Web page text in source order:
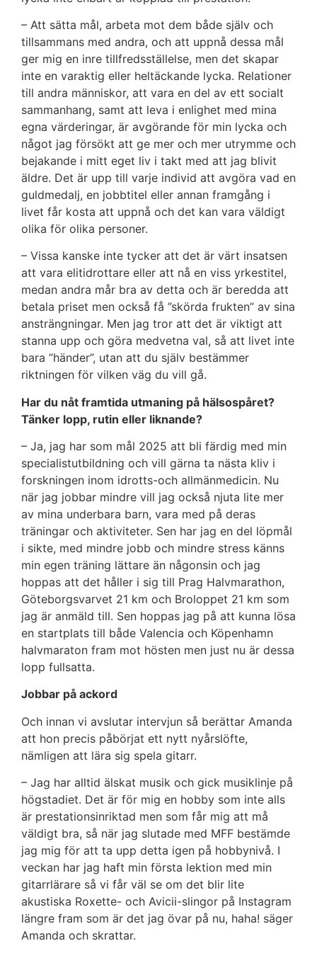
– Att sätta mål, arbeta mot dem både själv och
tillsammans med andra, och att uppnå dessa mål
ger mig en inre tillfredsställelse, men det skapar
inte en varaktig eller heltäckande lycka. Relationer
till andra människor, att vara en del av ett socialt
sammanhang, samt att leva i enlighet med mina
egna värderingar, är avgörande för min lycka och
något jag försökt att ge mer och mer utrymme och
bejakande i mitt eget liv i takt med att jag blivit
äldre. Det är upp till varje individ att avgöra vad en
guldmedalj, en jobbtitel eller annan framgång i
livet får kosta att uppnå och det kan vara väldigt
olika för olika personer.
– Vissa kanske inte tycker att det är värt insatsen
att vara elitidrottare eller att nå en viss yrkestitel,
medan andra mår bra av detta och är beredda att
betala priset men också få ”skörda frukten” av sina
ansträngningar. Men jag tror att det är viktigt att
stanna upp och göra medvetna val, så att livet inte
bara ”händer”, utan att du själv bestämmer
riktningen för vilken väg du vill gå.
Har du nåt framtida utmaning på hälsospåret?
Tänker lopp, rutin eller liknande?
– Ja, jag har som mål 2025 att bli färdig med min
specialistutbildning och vill gärna ta nästa kliv i
forskningen inom idrotts-och allmänmedicin. Nu
när jag jobbar mindre vill jag också njuta lite mer
av mina underbara barn, vara med på deras
träningar och aktiviteter. Sen har jag en del löpmål
i sikte, med mindre jobb och mindre stress känns
min egen träning lättare än någonsin och jag
hoppas att det håller i sig till Prag Halvmarathon,
Göteborgsvarvet 21 km och Broloppet 21 km som
jag är anmäld till. Sen hoppas jag på att kunna lösa
en startplats till både Valencia och Köpenhamn
halvmaraton fram mot hösten men just nu är dessa
lopp fullsatta.
Jobbar på ackord
Och innan vi avslutar intervjun så berättar Amanda
att hon precis påbörjat ett nytt nyårslöfte,
nämligen att lära sig spela gitarr.
– Jag har alltid älskat musik och gick musiklinje på
högstadiet. Det är för mig en hobby som inte alls
är prestationsinriktad men som får mig att må
väldigt bra, så när jag slutade med MFF bestämde
jag mig för att ta upp detta igen på hobbynivå. I
veckan har jag haft min första lektion med min
gitarrlärare så vi får väl se om det blir lite
akustiska Roxette- och Avicii-slingor på Instagram
längre fram som är det jag övar på nu, haha! säger
Amanda och skrattar.